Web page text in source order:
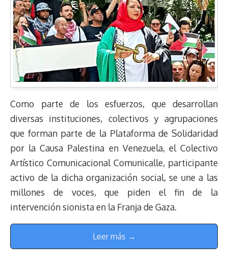
Como parte de los esfuerzos, que desarrollan
diversas instituciones, colectivos y agrupaciones
que forman parte de la Plataforma de Solidaridad
por la Causa Palestina en Venezuela, el Colectivo
Artístico Comunicacional Comunicalle, participante
activo de la dicha organización social, se une a las
millones de voces, que piden el fin de la
intervención sionista en la Franja de Gaza.
Leer más →